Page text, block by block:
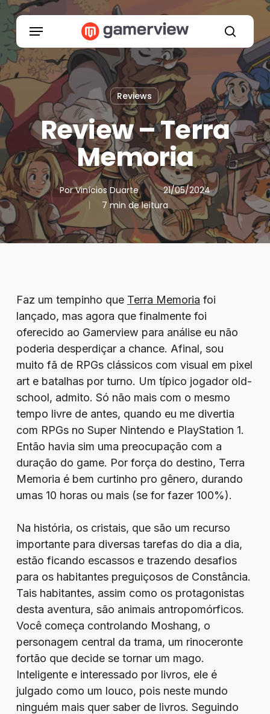
Skip
to
main
content
search
Menu
Reviews
Review – Terra
Memoria
Por Vinícios Duarte
21/05/2024
7 min de leitura
Faz um tempinho que Terra Memoria foi
lançado, mas agora que finalmente foi
oferecido ao Gamerview para análise eu não
poderia desperdiçar a chance. Afinal, sou
muito fã de RPGs clássicos com visual em pixel
art e batalhas por turno. Um típico jogador old-
school, admito. Só não mais com o mesmo
tempo livre de antes, quando eu me divertia
com RPGs no Super Nintendo e PlayStation 1.
Então havia sim uma preocupação com a
duração do game. Por força do destino, Terra
Memoria é bem curtinho pro gênero, durando
umas 10 horas ou mais (se for fazer 100%).
Na história, os cristais, que são um recurso
importante para diversas tarefas do dia a dia,
estão ficando escassos e trazendo desafios
para os habitantes preguiçosos de Constância.
Tais habitantes, assim como os protagonistas
desta aventura, são animais antropomórficos.
Você começa controlando Moshang, o
personagem central da trama, um rinoceronte
fortão que decide se tornar um mago.
Inteligente e interessado por livros, ele é
julgado como um louco, pois neste mundo
ninguém mais quer saber de livros. Seguindo